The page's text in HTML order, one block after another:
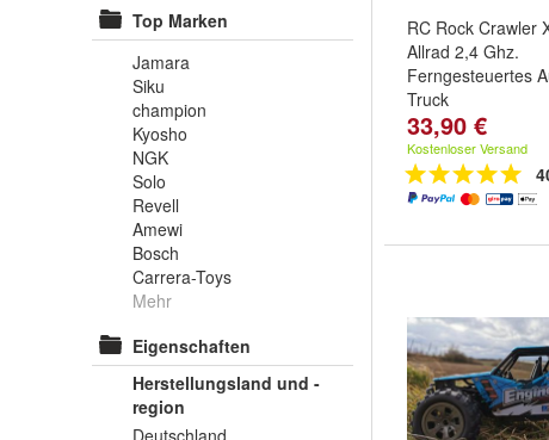
Top Marken
Jamara
Siku
champion
Kyosho
NGK
Solo
Revell
Amewi
Bosch
Carrera-Toys
Mehr
Eigenschaften
Herstellungsland und -
region
Deutschland
RC Rock Crawler
Allrad 2,4 Ghz.
Ferngesteuertes
Truck
33,90 €
Kostenloser Versand